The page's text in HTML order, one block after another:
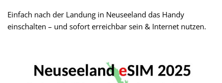
Einfach nach der Landung in Neuseeland das Handy
einschalten – und sofort erreichbar sein & Internet nutzen.